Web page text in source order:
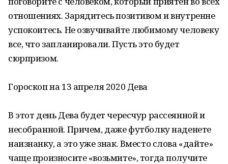
отношениях. Зарядитесь позитивом и внутренне
успокоитесь. Не озвучивайте любимому человеку
все, что запланировали. Пусть это будет
сюрпризом.
Гороскоп на 13 апреля 2020 Дева
В этот день Дева будет чересчур рассеянной и
несобранной. Причем, даже футболку наденете
наизнанку, а это уже знак. Вместо слова «дайте»
чаще произносите «возьмите», тогда получите